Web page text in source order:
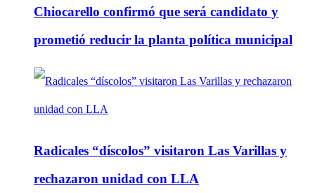
Chiocarello confirmó que será candidato y
prometió reducir la planta política municipal
Radicales “díscolos” visitaron Las Varillas y
rechazaron unidad con LLA